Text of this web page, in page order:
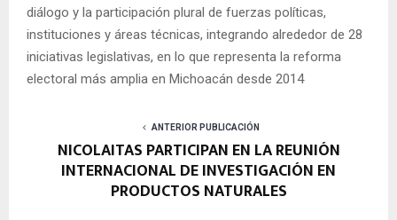
diálogo y la participación plural de fuerzas políticas,
instituciones y áreas técnicas, integrando alrededor de 28
iniciativas legislativas, en lo que representa la reforma
electoral más amplia en Michoacán desde 2014
ANTERIOR PUBLICACIÓN
NICOLAITAS PARTICIPAN EN LA REUNIÓN
INTERNACIONAL DE INVESTIGACIÓN EN
PRODUCTOS NATURALES